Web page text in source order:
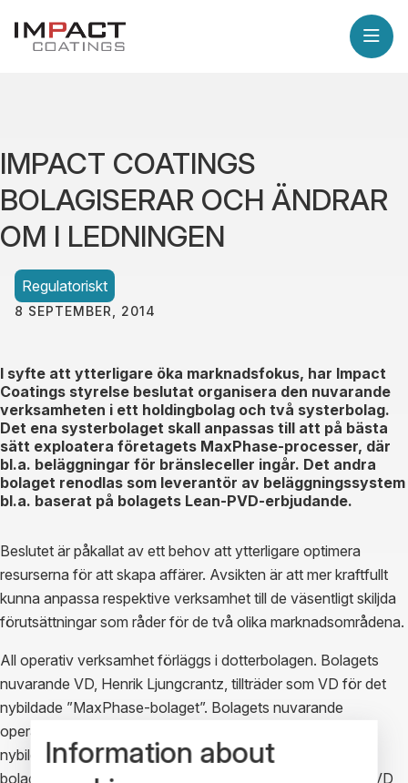
IMPACT COATINGS
BOLAGISERAR OCH ÄNDRAR
OM I LEDNINGEN
Regulatoriskt
8 SEPTEMBER, 2014
I syfte att ytterligare öka marknadsfokus, har Impact
Coatings styrelse beslutat organisera den nuvarande
verksamheten i ett holdingbolag och två systerbolag.
Det ena systerbolaget skall anpassas till att på bästa
sätt exploatera företagets MaxPhase-processer, där
bl.a. beläggningar för bränsleceller ingår. Det andra
bolaget renodlas som leverantör av beläggningssystem
bl.a. baserat på bolagets Lean-PVD-erbjudande.
Beslutet är påkallat av ett behov att ytterligare optimera
resurserna för att skapa affärer. Avsikten är att mer kraftfullt
kunna anpassa respektive verksamhet till de väsentligt skiljda
förutsättningar som råder för de två olika marknadsområdena.
All operativ verksamhet förläggs i dotterbolagen. Bolagets
nuvarande VD, Henrik Ljungcrantz, tillträder som VD för det
nybildade ”MaxPhase-bolaget”. Bolagets nuvarande
operativa chef, Torsten Rosell, tillträder som VD för det
nybildade ”System-bolaget”. Beslutet medför också att
bolagets nuvarande CFO, Claes Pettersson tillträder som VD
Information about